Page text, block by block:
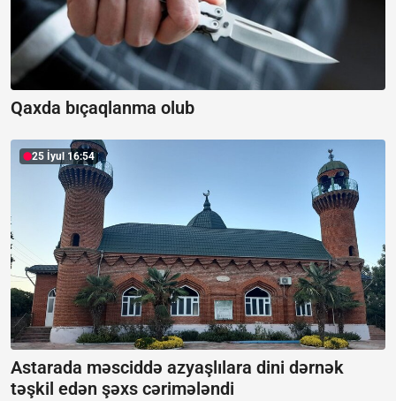
Qaxda bıçaqlanma olub
25 İyul 16:54
Astarada məsciddə azyaşlılara dini dərnək
təşkil edən şəxs cərimələndi